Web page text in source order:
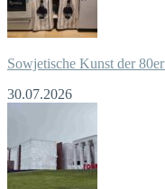
Sowjetische Kunst der
30.07.2026